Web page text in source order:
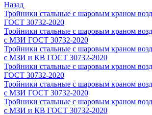
Назад
Тройники стальные с шаровым краном
ГОСТ 30732-2020
Тройники стальные с шаровым краном
с МЗИ ГОСТ 30732-2020
Тройники стальные с шаровым краном
с МЗИ и КВ ГОСТ 30732-2020
Тройники стальные с шаровым краном
ГОСТ 30732-2020
Тройники стальные с шаровым краном
с МЗИ ГОСТ 30732-2020
Тройники стальные с шаровым краном
с МЗИ и КВ ГОСТ 30732-2020